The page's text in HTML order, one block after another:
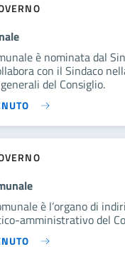
è nominata dal
con il Sindaco
del Consiglio.
è l’organo di
amministrativo del